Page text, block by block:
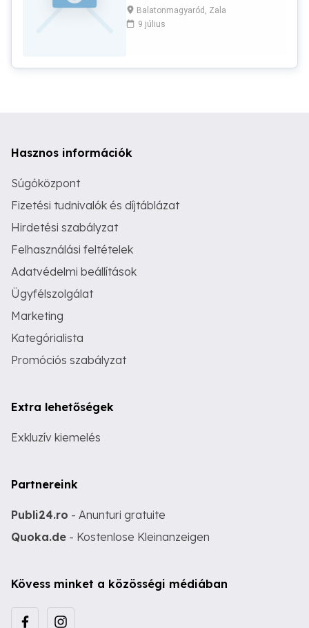
vállalok. Több, mint 30 éves oktatói és
vizsgáztatói tapasztalattal
rendelkezem. Online oktatás is
Balatonmagyaród, Zala
9 július
Hasznos információk
Súgóközpont
Fizetési tudnivalók és díjtáblázat
Hirdetési szabályzat
Felhasználási feltételek
Adatvédelmi beállítások
Ügyfélszolgálat
Marketing
Kategórialista
Promóciós szabályzat
Extra lehetőségek
Exkluzív kiemelés
Partnereink
Publi24.ro - Anunturi gratuite
Quoka.de - Kostenlose Kleinanzeigen
Kövess minket a közösségi médiában